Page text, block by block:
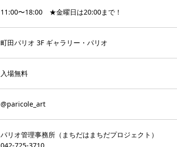
11:00〜18:00 ★金曜日は20:00まで！
町田パリオ 3F ギャラリー・パリオ
入場無料
@paricole_art
パリオ管理事務所（まちだはまちだプロジェクト）